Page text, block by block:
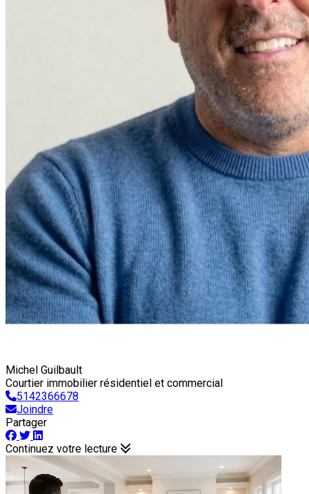
Michel Guilbault
Courtier immobilier résidentiel et commercial
5142366678
Joindre
Partager
Continuez votre lecture